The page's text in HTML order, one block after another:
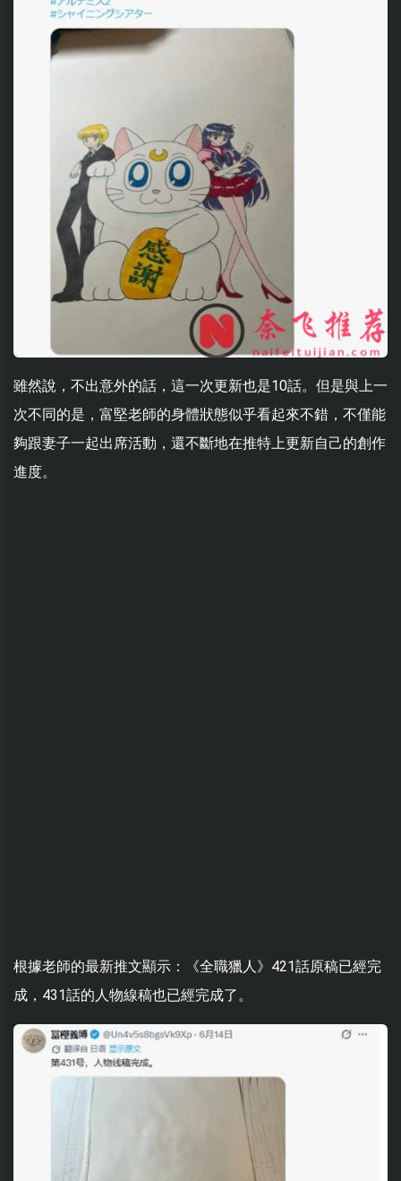
雖然說，不出意外的話，這一次更新也是10話。但是與上一
次不同的是，富堅老師的身體狀態似乎看起來不錯，不僅能
夠跟妻子一起出席活動，還不斷地在推特上更新自己的創作
進度。
根據老師的最新推文顯示：《全職獵人》421話原稿已經完
成，431話的人物線稿也已經完成了。